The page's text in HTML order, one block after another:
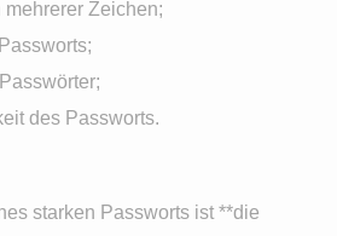
mehrerer Zeichen;
des Passworts.
starken Passworts ist **die